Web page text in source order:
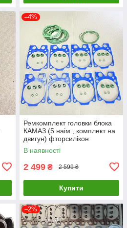
–4%
Ремкомплект головки блока
КАМАЗ (5 наім., комплект на
двигун) фторсилікон
(TEMPEST) 7405.1002008-
05SF
В наявності
2 499 ₴ 2 599 ₴
Купити
–2%